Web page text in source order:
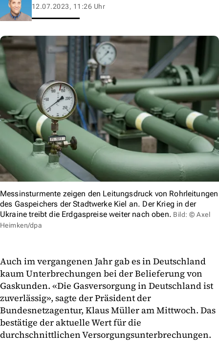
12.07.2023, 11:26 Uhr
Messinsturmente zeigen den Leitungsdruck von Rohrleitungen
des Gaspeichers der Stadtwerke Kiel an. Der Krieg in der
Ukraine treibt die Erdgaspreise weiter nach oben. Bild: © Axel
Heimken/dpa
Auch im vergangenen Jahr gab es in Deutschland
kaum Unterbrechungen bei der Belieferung von
Gaskunden. «Die Gasversorgung in Deutschland ist
zuverlässig», sagte der Präsident der
Bundesnetzagentur, Klaus Müller am Mittwoch. Das
bestätige der aktuelle Wert für die
durchschnittlichen Versorgungsunterbrechungen.